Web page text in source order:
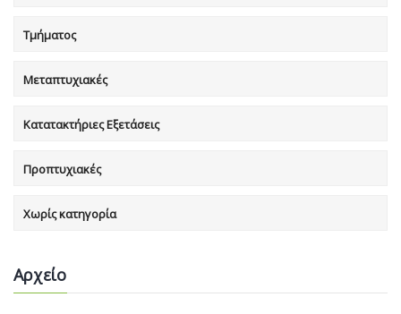
Τμήματος
Μεταπτυχιακές
Κατατακτήριες Εξετάσεις
Προπτυχιακές
Χωρίς κατηγορία
Αρχείο